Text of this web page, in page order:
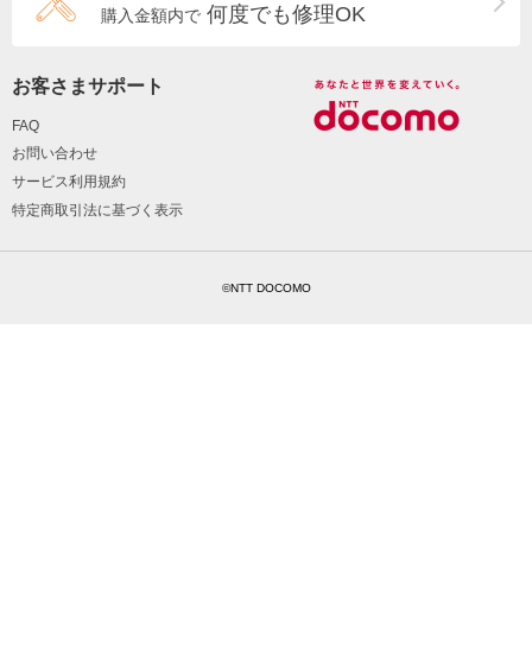
購入金額内で 何度でも修理OK
お客さまサポート
FAQ
お問い合わせ
サービス利用規約
特定商取引法に基づく表示
©NTT DOCOMO